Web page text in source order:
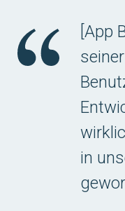
[App
in